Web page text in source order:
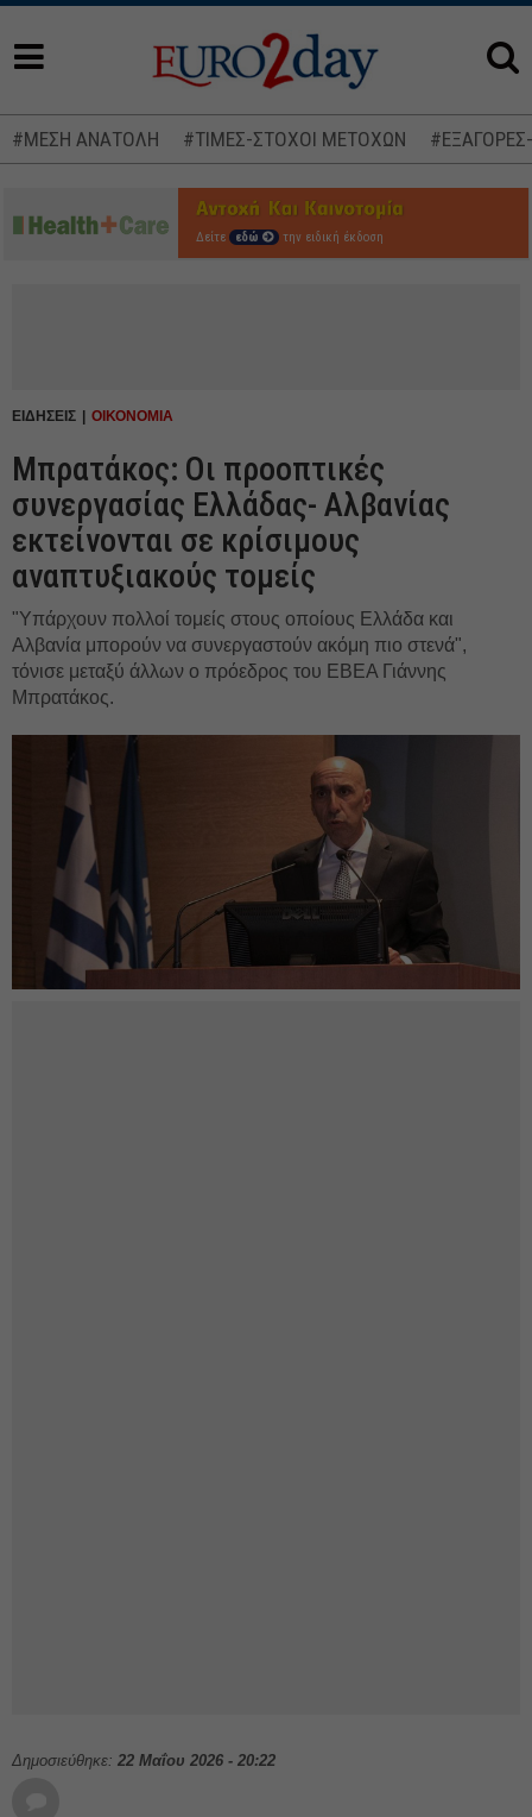
#ΜΕΣΗ ΑΝΑΤΟΛΗ #ΤΙΜΕΣ-ΣΤΟΧΟΙ ΜΕΤΟΧΩΝ
Δείτε εδώ την ειδική έκδοση
ΕΙΔΗΣΕΙΣ ΟΙΚΟΝΟΜΙΑ
Μπρατάκος: Οι προοπτικές
συνεργασίας Ελλάδας- Αλβανίας
εκτείνονται σε κρίσιμους
αναπτυξιακούς τομείς
"Υπάρχουν πολλοί τομείς στους οποίους Ελλάδα και
Αλβανία μπορούν να συνεργαστούν ακόμη πιο στενά",
τόνισε μεταξύ άλλων ο πρόεδρος του ΕΒΕΑ Γιάννης
Μπρατάκος.
Δημοσιεύθηκε: 22 Μαΐου 2026 - 20:22